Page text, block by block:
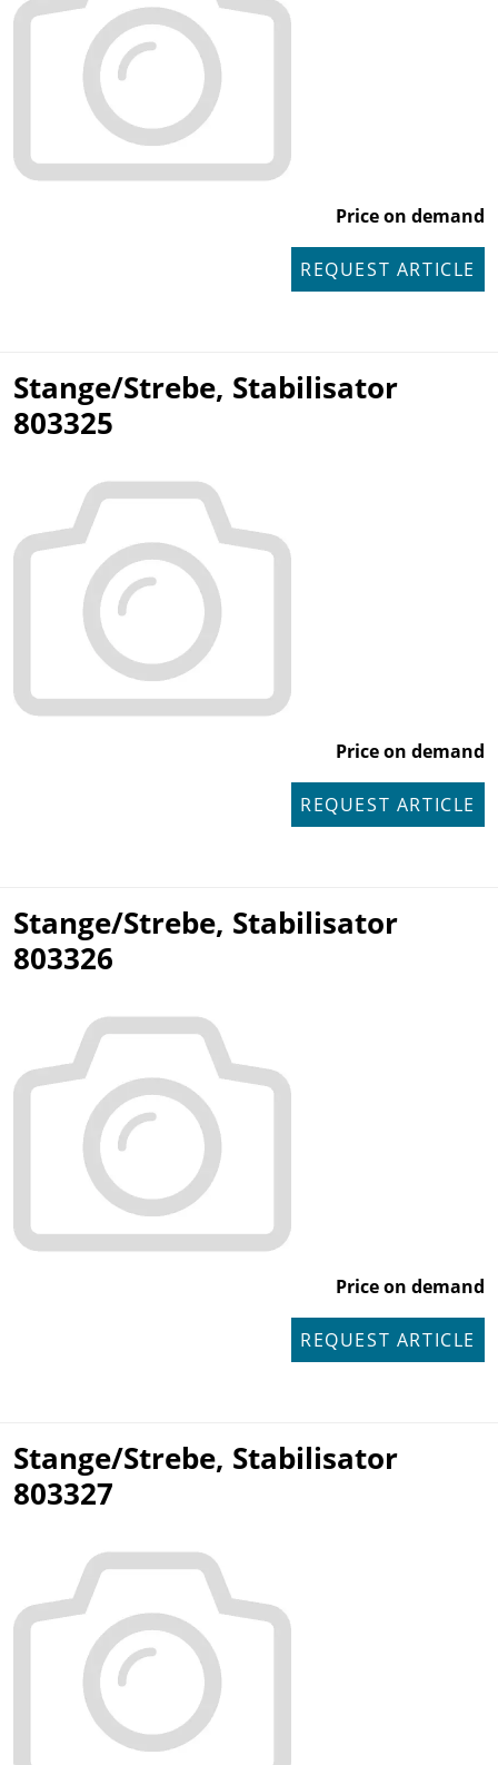
Price on demand
REQUEST ARTICLE
Stange/Strebe, Stabilisator
803325
Price on demand
REQUEST ARTICLE
Stange/Strebe, Stabilisator
803326
Price on demand
REQUEST ARTICLE
Stange/Strebe, Stabilisator
803327